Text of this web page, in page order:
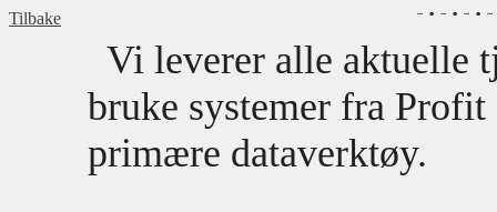
Tilbake
Vi leverer alle aktuelle
bruke systemer fra
primære dataverktøy.